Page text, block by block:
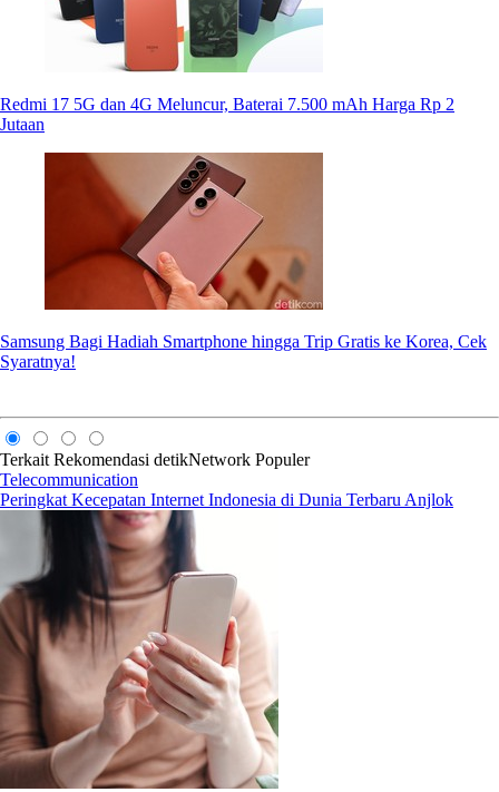
Redmi 17 5G dan 4G Meluncur, Baterai 7.500 mAh Harga Rp 2
Jutaan
Samsung Bagi Hadiah Smartphone hingga Trip Gratis ke Korea, Cek
Syaratnya!
Terkait Rekomendasi detikNetwork Populer
Telecommunication
Peringkat Kecepatan Internet Indonesia di Dunia Terbaru Anjlok